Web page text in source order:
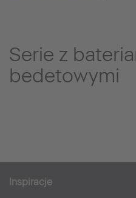
Serie z
bedetowymi
Inspiracje